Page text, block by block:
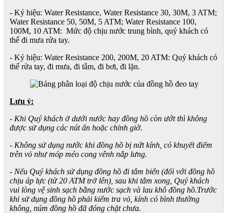
- Ký hiệu: Water Resistance, Water Resistance 30, 30M, 3 ATM;
Water Resistance 50, 50M, 5 ATM; Water Resistance 100,
100M, 10 ATM: Mức độ chịu nước trung bình, quý khách có
thể đi mưa rửa tay.
- Ký hiệu: Water Resistance 200, 200M, 20 ATM: Quý khách có
thể rửa tay, đi mưa, đi tắm, đi bơi, đi lặn.
Lưu ý:
- Khi Quý khách ở dưới nước hay đồng hồ còn ướt thì không
được sử dụng các nút ấn hoặc chỉnh giờ.
- Không sử dụng nước khi đồng hồ bị nứt kính, có khuyết điểm
trên vỏ như móp méo cong vênh nắp lưng.
- Nếu Quý khách sử dụng đồng hồ đi tắm biển (đối với đồng hồ
chịu áp lực (từ 20 ATM trở lên), sau khi tắm xong, Quý khách
vui lòng vệ sinh sạch bằng nước sạch và lau khô đồng hồ.Trước
khi sử dụng đồng hồ phải kiểm tra vỏ, kính có bình thường
không, núm đồng hồ đã đóng chặt chưa.